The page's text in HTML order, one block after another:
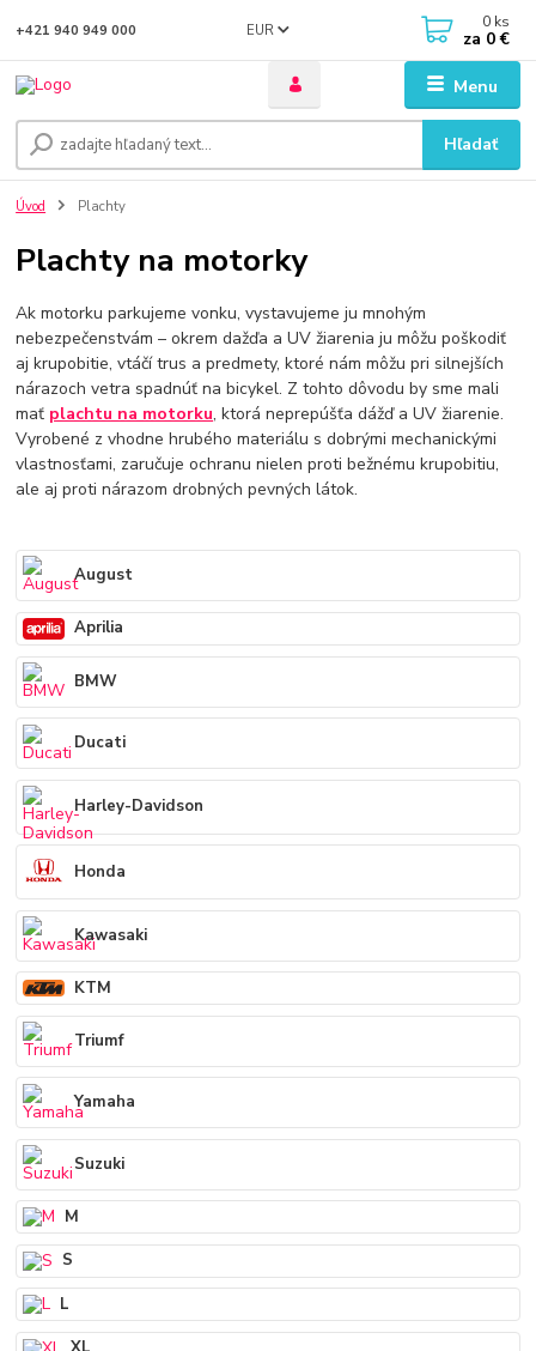
Menu
EUR
Hľadať
+421 940 949 000 0 ks
za 0 €
Úvod Plachty
Plachty na motorky
Ak motorku parkujeme vonku, vystavujeme ju mnohým
nebezpečenstvám – okrem dažďa a UV žiarenia ju môžu poškodiť
aj krupobitie, vtáčí trus a predmety, ktoré nám môžu pri silnejších
nárazoch vetra spadnúť na bicykel. Z tohto dôvodu by sme mali
mať plachtu na motorku, ktorá neprepúšťa dážď a UV žiarenie.
Vyrobené z vhodne hrubého materiálu s dobrými mechanickými
vlastnosťami, zaručuje ochranu nielen proti bežnému krupobitiu,
ale aj proti nárazom drobných pevných látok.
August
Aprilia
BMW
Ducati
Harley-Davidson
Honda
Kawasaki
KTM
Triumf
Yamaha
Suzuki
M
S
L